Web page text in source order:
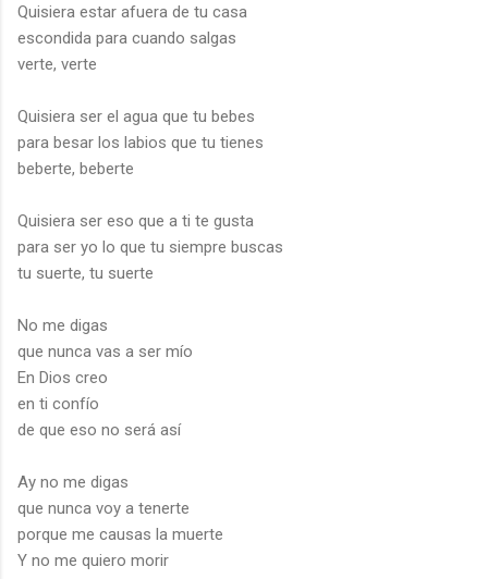
Quisiera estar afuera de tu casa
escondida para cuando salgas
verte, verte
Quisiera ser el agua que tu bebes
para besar los labios que tu tienes
beberte, beberte
Quisiera ser eso que a ti te gusta
para ser yo lo que tu siempre buscas
tu suerte, tu suerte
No me digas
que nunca vas a ser mío
En Dios creo
en ti confío
de que eso no será así
Ay no me digas
que nunca voy a tenerte
porque me causas la muerte
Y no me quiero morir